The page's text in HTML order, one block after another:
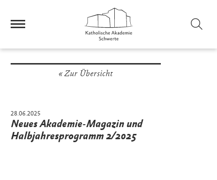
Zur Übersicht
28.06.2025
Neues Akademie-Magazin und
Halbjahresprogramm 2/2025